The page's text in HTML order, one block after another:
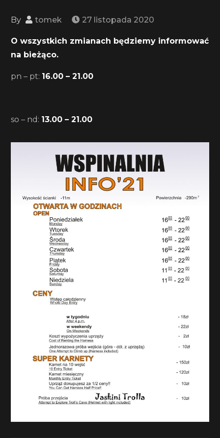
By tomek 27 listopada 2020
O wszystkich zmianach będziemy informować
na bieżąco.
pn – pt: 16.00 – 21.00
so – nd: 13.00 – 21.00